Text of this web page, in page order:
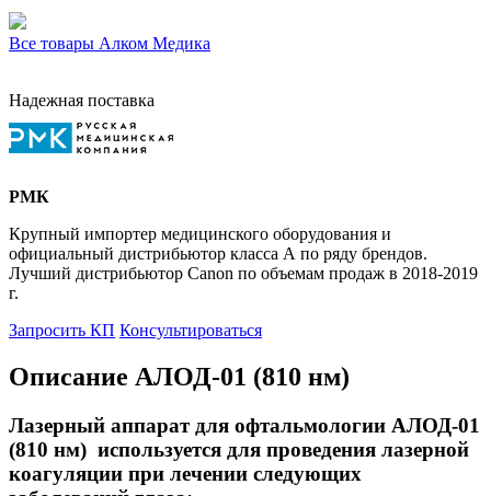
Все товары Алком Медика
Надежная поставка
РМК
Крупный импортер медицинского оборудования и
официальный дистрибьютор класса А по ряду брендов.
Лучший дистрибьютор Canon по объемам продаж в 2018-2019
г.
Запросить КП Консультироваться
Описание АЛОД-01 (810 нм)
Лазерный аппарат для офтальмологии АЛОД-01
(810 нм) используется для проведения лазерной
коагуляции при лечении следующих